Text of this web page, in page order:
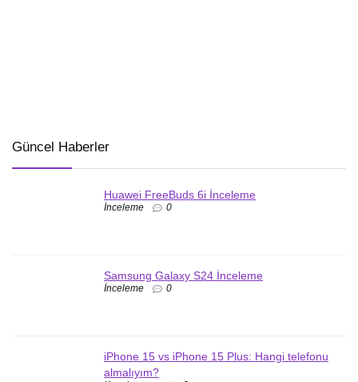
Güncel Haberler
Huawei FreeBuds 6i İnceleme
İnceleme 0
Samsung Galaxy S24 İnceleme
İnceleme 0
iPhone 15 vs iPhone 15 Plus: Hangi telefonu
almalıyım?